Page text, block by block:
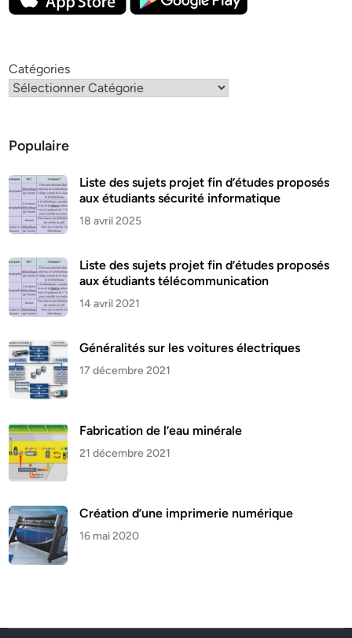
Catégories
Populaire
Liste des sujets projet fin d’études proposés
aux étudiants sécurité informatique
18 avril 2025
Liste des sujets projet fin d’études proposés
aux étudiants télécommunication
14 avril 2021
Généralités sur les voitures électriques
17 décembre 2021
Fabrication de l’eau minérale
21 décembre 2021
Création d’une imprimerie numérique
16 mai 2020